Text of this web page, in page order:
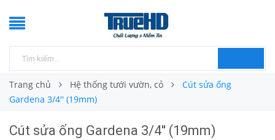
Trang chủ Hệ thống tưới vườn, cỏ
Cút sửa ống
Gardena 3/4'' (19mm)
Cút sửa ống Gardena 3/4'' (19mm)